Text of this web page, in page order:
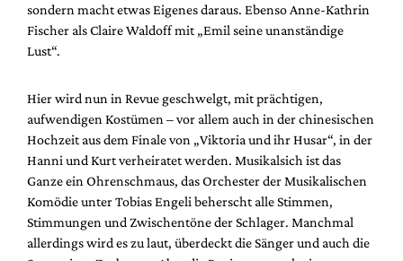
sondern macht etwas Eigenes daraus. Ebenso Anne-Kathrin
Fischer als Claire Waldoff mit „Emil seine unanständige
Lust“.
Hier wird nun in Revue geschwelgt, mit prächtigen,
aufwendigen Kostümen – vor allem auch in der chinesischen
Hochzeit aus dem Finale von „Viktoria und ihr Husar“, in der
Hanni und Kurt verheiratet werden. Musikalsich ist das
Ganze ein Ohrenschmaus, das Orchester der Musikalischen
Komödie unter Tobias Engeli beherscht alle Stimmen,
Stimmungen und Zwischentöne der Schlager. Manchmal
allerdings wird es zu laut, überdeckt die Sänger und auch die